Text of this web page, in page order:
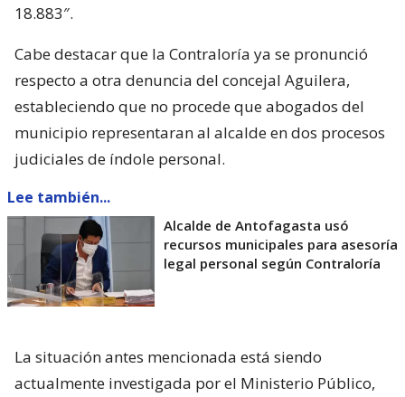
18.883″.
Cabe destacar que la Contraloría ya se pronunció
respecto a otra denuncia del concejal Aguilera,
estableciendo que no procede que abogados del
municipio representaran al alcalde en dos procesos
judiciales de índole personal.
Lee también...
Alcalde de Antofagasta usó
recursos municipales para asesoría
legal personal según Contraloría
La situación antes mencionada está siendo
actualmente investigada por el Ministerio Público,